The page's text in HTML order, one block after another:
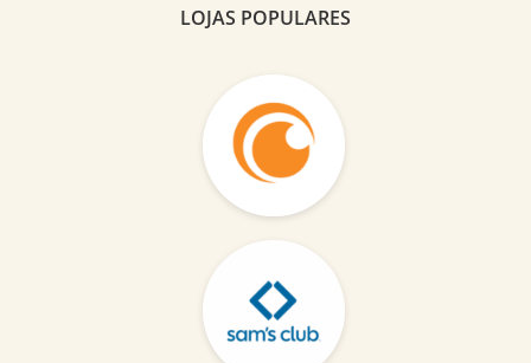
LOJAS POPULARES